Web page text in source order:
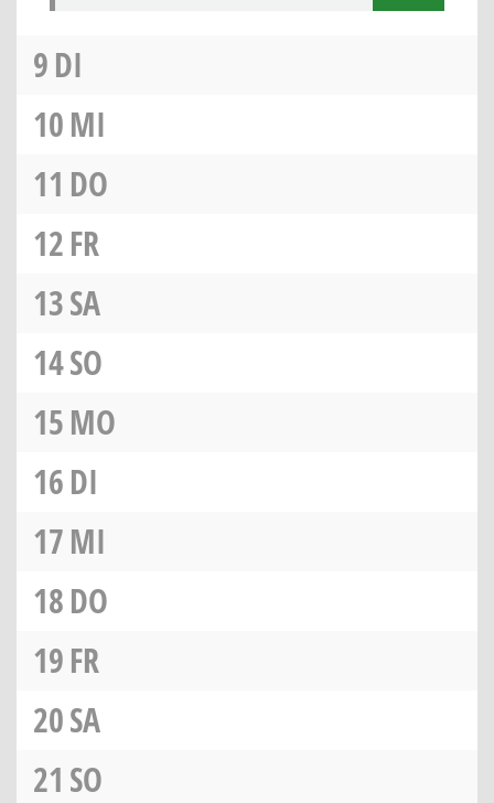
9DI
10MI
11 DO
12FR
13SA
14SO
15MO
16DI
17MI
18DO
19FR
20SA
21 SO